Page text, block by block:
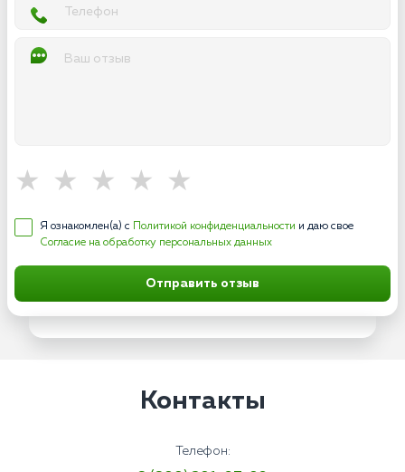
Я ознакомлен(а) с Политикой конфиденциальности и даю свое
Согласие на обработку персональных данных
Отправить отзыв
Контакты
Телефон: